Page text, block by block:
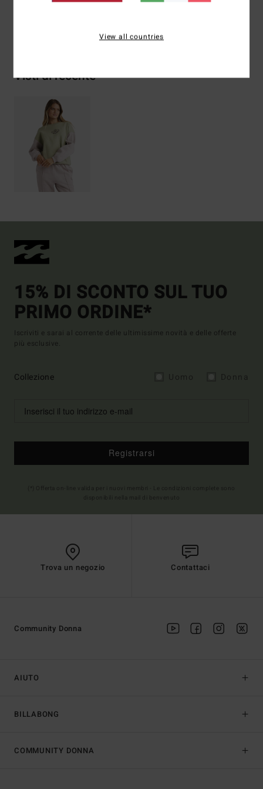
Visti di recente
15% DI SCONTO SUL TUO
PRIMO ORDINE*
Iscriviti e sarai al corrente delle ultimissime novità e delle offerte
più esclusive.
Collezione
Registrarsi
Trova un negozio Contattaci
AIUTO
BILLABONG
Community Donna
COMMUNITY DONNA
View all countries